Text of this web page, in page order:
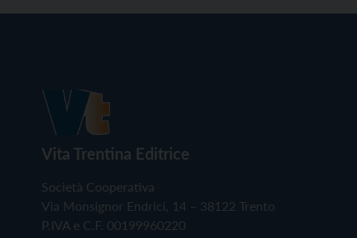
Vita Trentina Editrice
Società Cooperativa
Via Monsignor Endrici, 14 – 38122 Trento
P.IVA e C.F. 00199960220